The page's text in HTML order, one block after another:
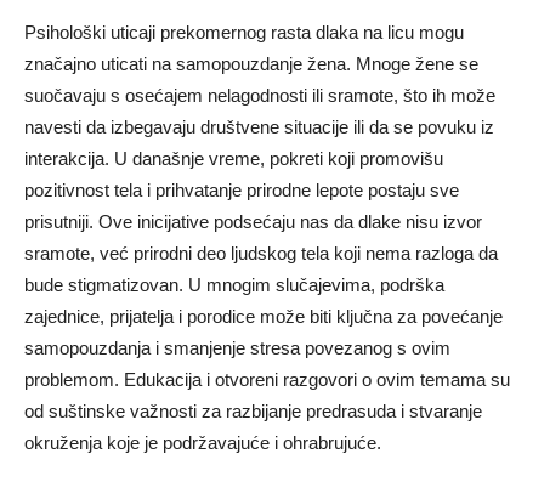
Psihološki uticaji prekomernog rasta dlaka na licu mogu
značajno uticati na samopouzdanje žena. Mnoge žene se
suočavaju s osećajem nelagodnosti ili sramote, što ih može
navesti da izbegavaju društvene situacije ili da se povuku iz
interakcija. U današnje vreme, pokreti koji promovišu
pozitivnost tela i prihvatanje prirodne lepote postaju sve
prisutniji. Ove inicijative podsećaju nas da dlake nisu izvor
sramote, već prirodni deo ljudskog tela koji nema razloga da
bude stigmatizovan. U mnogim slučajevima, podrška
zajednice, prijatelja i porodice može biti ključna za povećanje
samopouzdanja i smanjenje stresa povezanog s ovim
problemom. Edukacija i otvoreni razgovori o ovim temama su
od suštinske važnosti za razbijanje predrasuda i stvaranje
okruženja koje je podržavajuće i ohrabrujuće.